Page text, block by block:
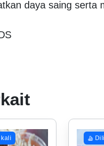
daya saing serta